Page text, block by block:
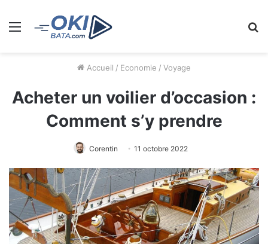
Menu
Accueil / Economie / Voyage
Acheter un voilier d’occasion :
Comment s’y prendre
Corentin 11 octobre 2022